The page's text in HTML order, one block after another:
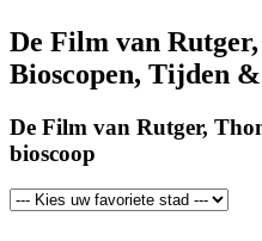
De Film van
Bioscopen, Tijden
De Film van Rutger,
bioscoop